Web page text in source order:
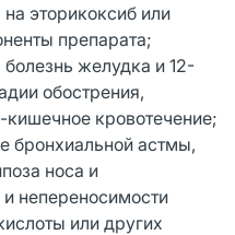
эторикоксиб или
препарата;
желудка и 12-
обострения,
кровотечение;
бронхиальной астмы,
носа и
непереносимости
или других